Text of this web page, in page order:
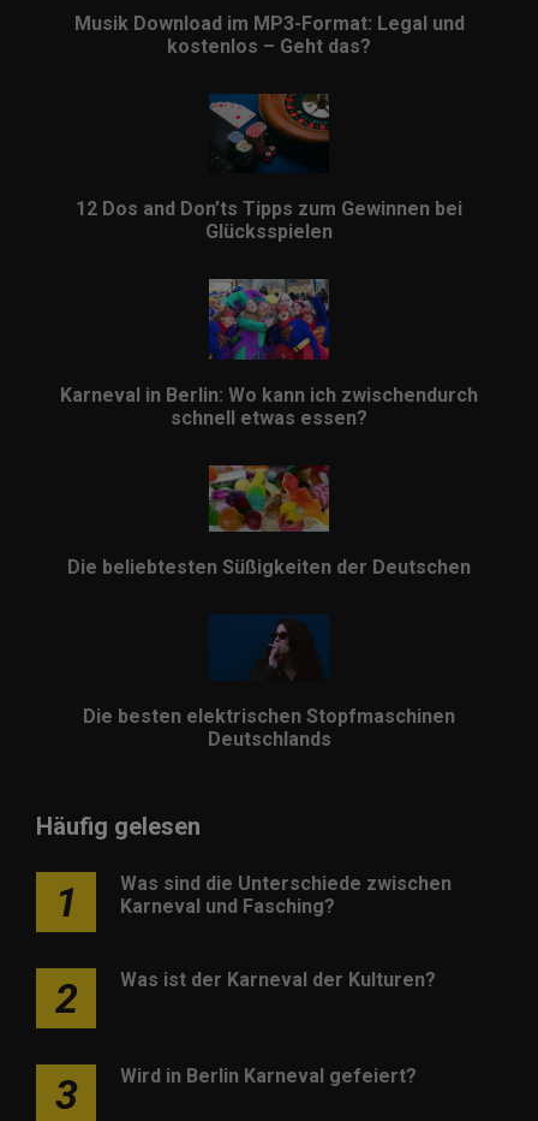
Musik Download im MP3-Format: Legal und
kostenlos – Geht das?
12 Dos and Don’ts Tipps zum Gewinnen bei
Glücksspielen
Karneval in Berlin: Wo kann ich zwischendurch
schnell etwas essen?
Die beliebtesten Süßigkeiten der Deutschen
Die besten elektrischen Stopfmaschinen
Deutschlands
Häufig gelesen
1
Was sind die Unterschiede zwischen
Karneval und Fasching?
2 Was ist der Karneval der Kulturen?
3 Wird in Berlin Karneval gefeiert?